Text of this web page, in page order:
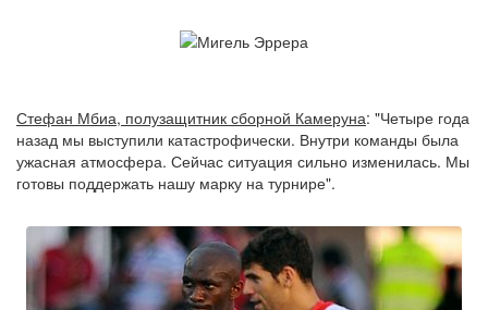
Стефан Мбиа, полузащитник сборной Камеруна: "Четыре года
назад мы выступили катастрофически. Внутри команды была
ужасная атмосфера. Сейчас ситуация сильно изменилась. Мы
готовы поддержать нашу марку на турнире".